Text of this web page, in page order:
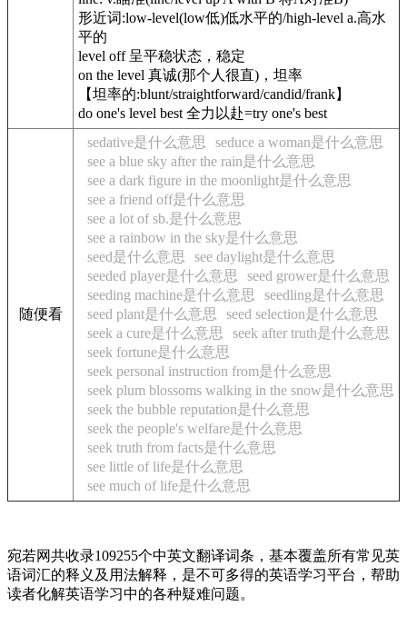
形近词:low-level(low低)低水平的/high-level a.高水
平的
level off 呈平稳状态，稳定
on the level 真诚(那个人很直)，坦率
【坦率的:blunt/straightforward/candid/frank】
do one's level best 全力以赴=try one's best
随便看
sedative是什么意思
seduce a woman是什么意思
see a blue sky after the rain是什么意思
see a dark figure in the moonlight是什么意思
see a friend off是什么意思
see a lot of sb.是什么意思
see a rainbow in the sky是什么意思
seed是什么意思
see daylight是什么意思
seeded player是什么意思
seed grower是什么意思
seeding machine是什么意思
seedling是什么意思
seed plant是什么意思
seed selection是什么意思
seek a cure是什么意思
seek after truth是什么意思
seek fortune是什么意思
seek personal instruction from是什么意思
seek plum blossoms walking in the snow是什么意思
seek the bubble reputation是什么意思
seek the people's welfare是什么意思
seek truth from facts是什么意思
see little of life是什么意思
see much of life是什么意思
宛若网共收录109255个中英文翻译词条，基本覆盖所有常见英
语词汇的释义及用法解释，是不可多得的英语学习平台，帮助
读者化解英语学习中的各种疑难问题。